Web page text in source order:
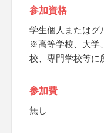
参加資格
学生個人またはグ
※高等学校、大学
校、専門学校等に
参加費
無し